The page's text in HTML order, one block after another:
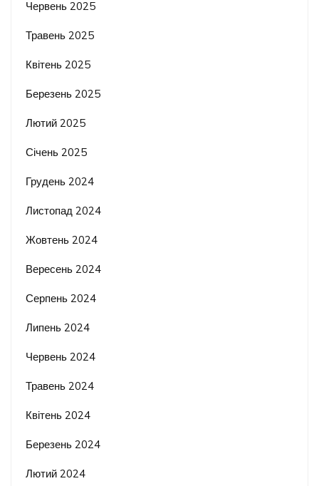
Червень 2025
Травень 2025
Квітень 2025
Березень 2025
Лютий 2025
Січень 2025
Грудень 2024
Листопад 2024
Жовтень 2024
Вересень 2024
Серпень 2024
Липень 2024
Червень 2024
Травень 2024
Квітень 2024
Березень 2024
Лютий 2024